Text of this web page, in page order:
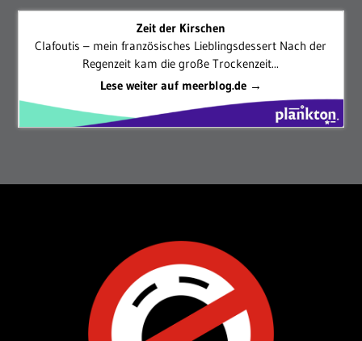
Zeit der Kirschen
Clafoutis – mein französisches Lieblingsdessert Nach der
Regenzeit kam die große Trockenzeit...
Lese weiter auf meerblog.de →